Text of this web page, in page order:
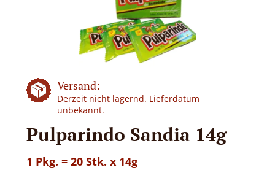
Versand:
Derzeit nicht lagernd. Lieferdatum
unbekannt.
Pulparindo Sandia 14g
1 Pkg. = 20 Stk. x 14g